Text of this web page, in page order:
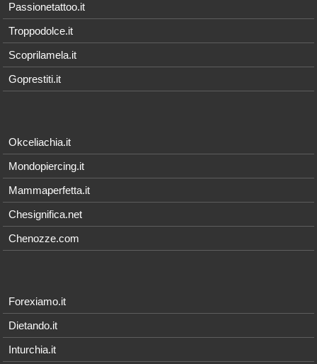
Passionetattoo.it
Troppodolce.it
Scoprilamela.it
Goprestiti.it
Okceliachia.it
Mondopiercing.it
Mammaperfetta.it
Chesignifica.net
Chenozze.com
Forexiamo.it
Dietando.it
Inturchia.it